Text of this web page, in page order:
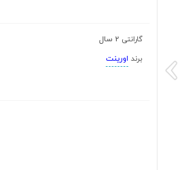
گارانتی 2 سال
برند اورینت